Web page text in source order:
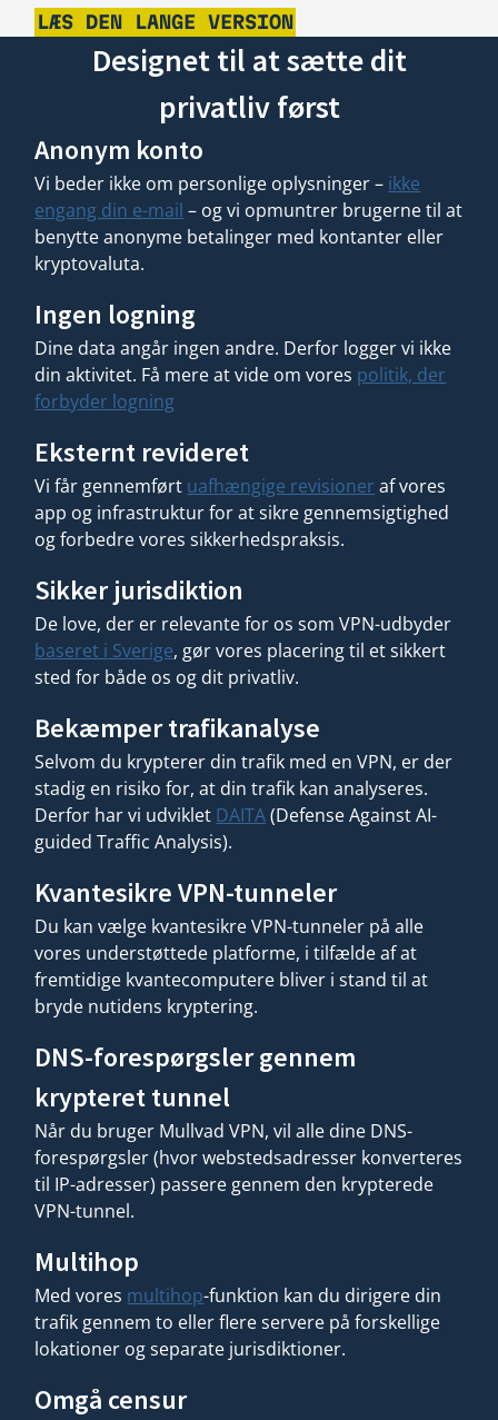
LÆS DEN LANGE VERSION
Designet til at sætte dit
privatliv først
Anonym konto
Vi beder ikke om personlige oplysninger – ikke
engang din e-mail – og vi opmuntrer brugerne til at
benytte anonyme betalinger med kontanter eller
kryptovaluta.
Ingen logning
Dine data angår ingen andre. Derfor logger vi ikke
din aktivitet. Få mere at vide om vores politik, der
forbyder logning
Eksternt revideret
Vi får gennemført uafhængige revisioner af vores
app og infrastruktur for at sikre gennemsigtighed
og forbedre vores sikkerhedspraksis.
Sikker jurisdiktion
De love, der er relevante for os som VPN-udbyder
baseret i Sverige, gør vores placering til et sikkert
sted for både os og dit privatliv.
Bekæmper trafikanalyse
Selvom du krypterer din trafik med en VPN, er der
stadig en risiko for, at din trafik kan analyseres.
Derfor har vi udviklet DAITA(Defense Against AI-
guided Traffic Analysis).
Kvantesikre VPN-tunneler
Du kan vælge kvantesikre VPN-tunneler på alle
vores understøttede platforme, i tilfælde af at
fremtidige kvantecomputere bliver i stand til at
bryde nutidens kryptering.
DNS-forespørgsler gennem
krypteret tunnel
Når du bruger Mullvad VPN, vil alle dine DNS-
forespørgsler (hvor webstedsadresser konverteres
til IP-adresser) passere gennem den krypterede
VPN-tunnel.
Multihop
Med vores multihop-funktion kan du dirigere din
trafik gennem to eller flere servere på forskellige
lokationer og separate jurisdiktioner.
Omgå censur